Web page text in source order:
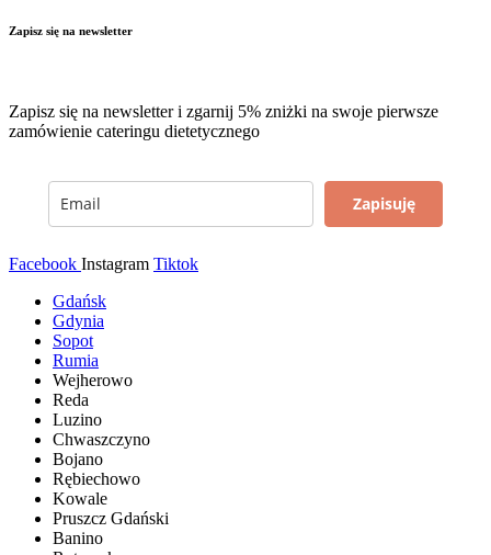
Zapisz się na newsletter
Zapisz się na newsletter i zgarnij 5% zniżki na swoje pierwsze
zamówienie cateringu dietetycznego
Zapisuję
Facebook Instagram Tiktok
Gdańsk
Gdynia
Sopot
Rumia
Wejherowo
Reda
Luzino
Chwaszczyno
Bojano
Rębiechowo
Kowale
Pruszcz Gdański
Banino